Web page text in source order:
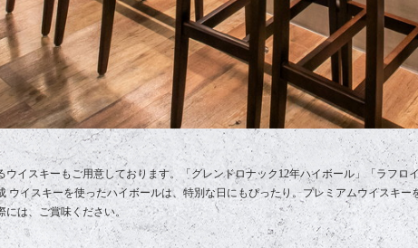
ウイスキーもご用意しております。「グレンドロナック12年ハイボール」「ラフロ
ウイスキーを使ったハイボールは、特別な日にもぴったり。プレミアムウイスキ
には、ご賞味ください。